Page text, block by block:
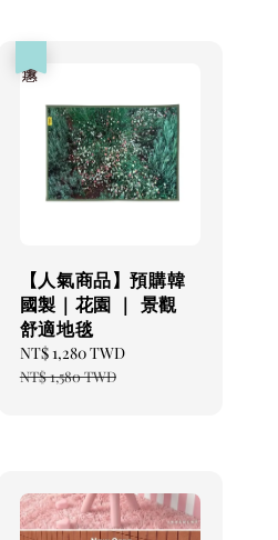
【人氣商品】預購韓
國製｜花園 ｜ 景觀
舒適地毯
Sale
price
NT$ 1,280 TWD
NT$ 1,580 TWD